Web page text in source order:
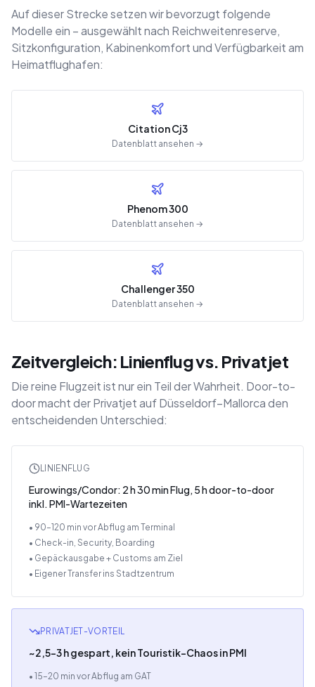
Auf dieser Strecke setzen wir bevorzugt folgende
Modelle ein – ausgewählt nach Reichweitenreserve,
Sitzkonfiguration, Kabinenkomfort und Verfügbarkeit am
Heimatflughafen:
Citation Cj3
Datenblatt ansehen →
Phenom 300
Datenblatt ansehen →
Challenger 350
Datenblatt ansehen →
Zeitvergleich: Linienflug vs. Privatjet
Die reine Flugzeit ist nur ein Teil der Wahrheit. Door-to-
door macht der Privatjet auf Düsseldorf–Mallorca den
entscheidenden Unterschied:
LINIENFLUG
Eurowings/Condor: 2 h 30 min Flug, 5 h door-to-door
inkl. PMI-Wartezeiten
• 90–120 min vor Abflug am Terminal
• Check-in, Security, Boarding
• Gepäckausgabe + Customs am Ziel
• Eigener Transfer ins Stadtzentrum
PRIVATJET-VORTEIL
~2,5–3 h gespart, kein Touristik-Chaos in PMI
• 15–20 min vor Abflug am GAT